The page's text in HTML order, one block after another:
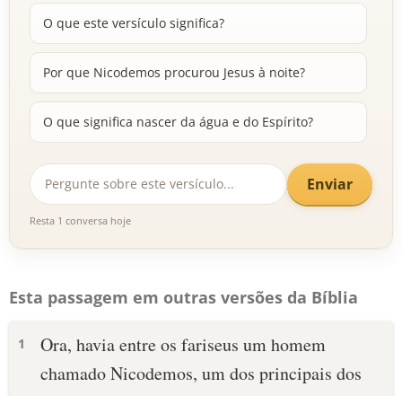
O que este versículo significa?
Por que Nicodemos procurou Jesus à noite?
O que significa nascer da água e do Espírito?
Enviar
Resta 1 conversa hoje
Esta passagem em outras versões da Bíblia
1
Ora, havia entre os fariseus um homem
chamado Nicodemos, um dos principais dos